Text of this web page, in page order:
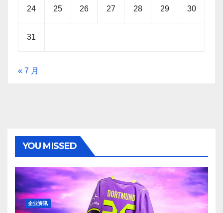
24 25 26 27 28 29 30
31
« 7 月
YOU MISSED
企业资讯